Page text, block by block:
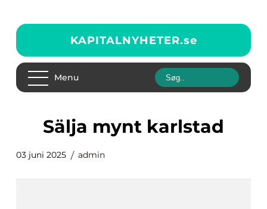
KAPITALNYHETER.se
Menu
sälja mynt karlstad
03 juni 2025 admin